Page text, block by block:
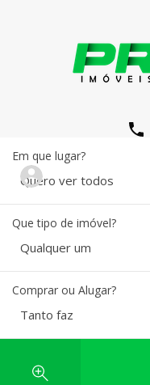
Em que lugar?
Quero ver todos
Que tipo de imóvel?
Qualquer um
Comprar ou Alugar?
Tanto faz